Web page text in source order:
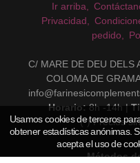
Ir arriba
Privacidad
pedido
C/ MARE DE DEU DELS
COLOMA DE
Horario: 8h -14h |
(*) Precios
Métodos
Usamos cookies de terceros
obtener estadísticas anónimas.
acepta el uso de